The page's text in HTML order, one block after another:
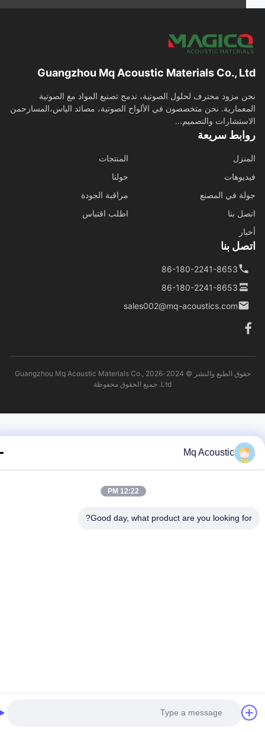
Guangzhou Mq Acoustic Materials Co.,
مزود محترف لحلول الصوتية، ندمج تصنيع المواد مع الصوتية
نحن متخصصون في الألواح الصوتية، مصائد الباس،المسارحمن
والتصميم...
سريعة
المنتجات
في المصنع
مراقبة الجودة
بنا
اطلب اقتباس
بنا
86-180-2241-8653
86-180-2241-8653
sales002@mq-acoustics.com
حقوق الطبع والنشر © 2024-2026 Guangzhou Mq Acoustic Materials Co.,
Mq Acoustic
12:22 PM
Good day, what product are you looking